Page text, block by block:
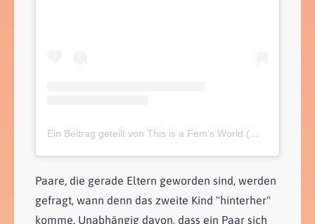
Ein Beitrag geteilt von This is a Fem‘s World (@thisisafemsworld)
Paare, die gerade Eltern geworden sind, werden
gefragt, wann denn das zweite Kind "hinterher"
komme. Unabhängig davon, dass ein Paar sich